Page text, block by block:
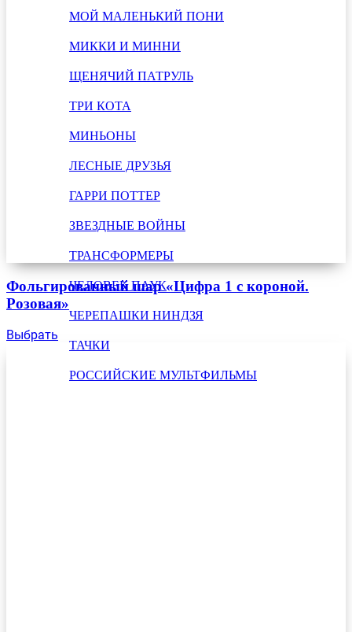
МОЙ МАЛЕНЬКИЙ ПОНИ
МИККИ И МИННИ
ЩЕНЯЧИЙ ПАТРУЛЬ
ТРИ КОТА
МИНЬОНЫ
ЛЕСНЫЕ ДРУЗЬЯ
ГАРРИ ПОТТЕР
ЗВЕЗДНЫЕ ВОЙНЫ
ТРАНСФОРМЕРЫ
ЧЕЛОВЕК ПАУК
ЧЕРЕПАШКИ НИНДЗЯ
ТАЧКИ
РОССИЙСКИЕ МУЛЬТФИЛЬМЫ
Фольгированный шар «Цифра 1 с короной.
Розовая»
Выбрать